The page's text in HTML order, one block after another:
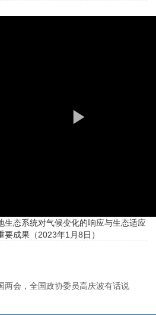
生态系统对气候变化的响应与生态适应
要成果（2023年1月8日）
两会，全国政协委员高庆波有话说